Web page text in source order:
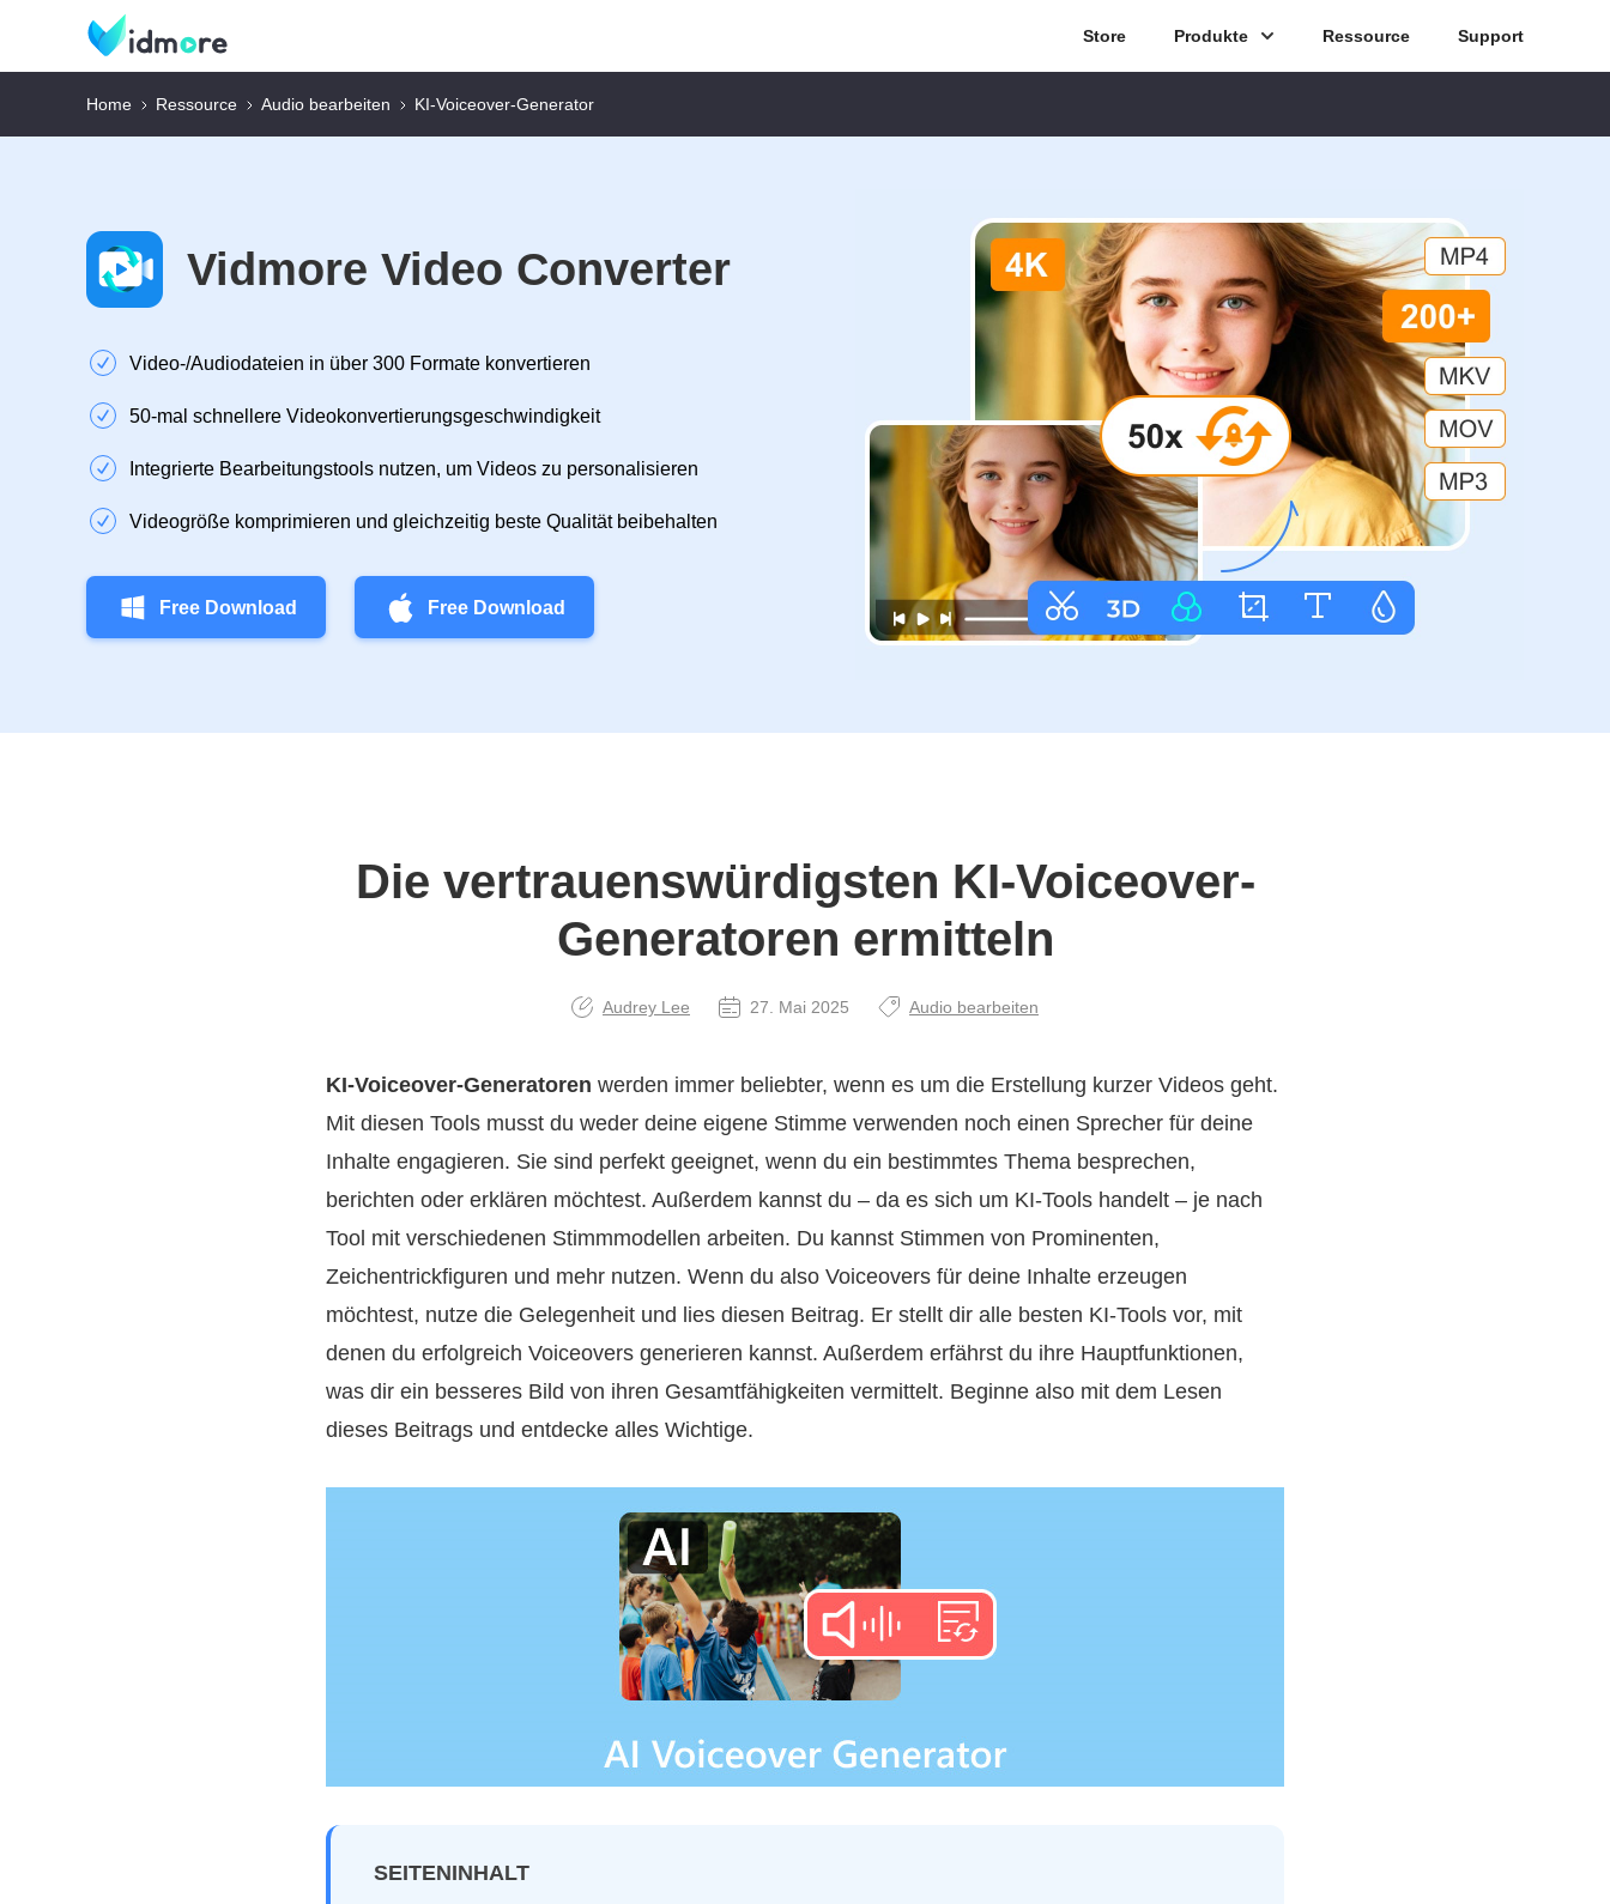
Store Produkte Ressource Support
Home Ressource Audio bearbeiten KI-Voiceover-Generator
Vidmore Video Converter
Video‑/Audiodateien in über 300 Formate konvertieren
50‑mal schnellere Videokonvertierungsgeschwindigkeit
Integrierte Bearbeitungstools nutzen, um Videos zu personalisieren
Videogröße komprimieren und gleichzeitig beste Qualität beibehalten
Free Download Free Download
Die vertrauenswürdigsten KI-Voiceover-
Generatoren ermitteln
Audrey Lee 27. Mai 2025 Audio bearbeiten
KI-Voiceover-Generatoren werden immer beliebter, wenn es um die Erstellung kurzer Videos geht.
Mit diesen Tools musst du weder deine eigene Stimme verwenden noch einen Sprecher für deine
Inhalte engagieren. Sie sind perfekt geeignet, wenn du ein bestimmtes Thema besprechen,
berichten oder erklären möchtest. Außerdem kannst du – da es sich um KI-Tools handelt – je nach
Tool mit verschiedenen Stimmmodellen arbeiten. Du kannst Stimmen von Prominenten,
Zeichentrickfiguren und mehr nutzen. Wenn du also Voiceovers für deine Inhalte erzeugen
möchtest, nutze die Gelegenheit und lies diesen Beitrag. Er stellt dir alle besten KI-Tools vor, mit
denen du erfolgreich Voiceovers generieren kannst. Außerdem erfährst du ihre Hauptfunktionen,
was dir ein besseres Bild von ihren Gesamtfähigkeiten vermittelt. Beginne also mit dem Lesen
dieses Beitrags und entdecke alles Wichtige.
SEITENINHALT